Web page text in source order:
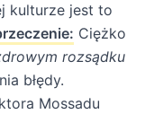
kulturze jest to
Ciężko
rozsądku
błędy.
Mossadu